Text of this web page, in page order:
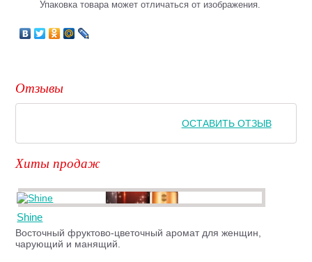
Упаковка товара может отличаться от изображения.
Отзывы
ОСТАВИТЬ ОТЗЫВ
Хиты продаж
Shine
Восточный фруктово-цветочный аромат для женщин,
чарующий и манящий.